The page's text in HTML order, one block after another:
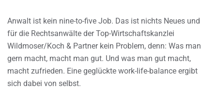
Anwalt ist kein nine-to-five Job. Das ist nichts Neues und
für die Rechtsanwälte der Top-Wirtschaftskanzlei
Wildmoser/Koch & Partner kein Problem, denn: Was man
gern macht, macht man gut. Und was man gut macht,
macht zufrieden. Eine geglückte work-life-balance ergibt
sich dabei von selbst.